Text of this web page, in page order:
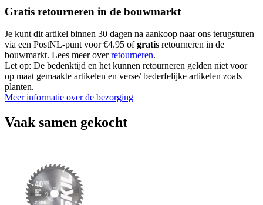
Gratis retourneren in de bouwmarkt
Je kunt dit artikel binnen 30 dagen na aankoop naar ons terugsturen
via een PostNL-punt voor €4.95 ofgratis retourneren in de
bouwmarkt. Lees meer overretourneren.
Let op: De bedenktijd en het kunnen retourneren gelden niet voor
op maat gemaakte artikelen en verse/ bederfelijke artikelen zoals
planten.
Meer informatie over de bezorging
Vaak samen gekocht